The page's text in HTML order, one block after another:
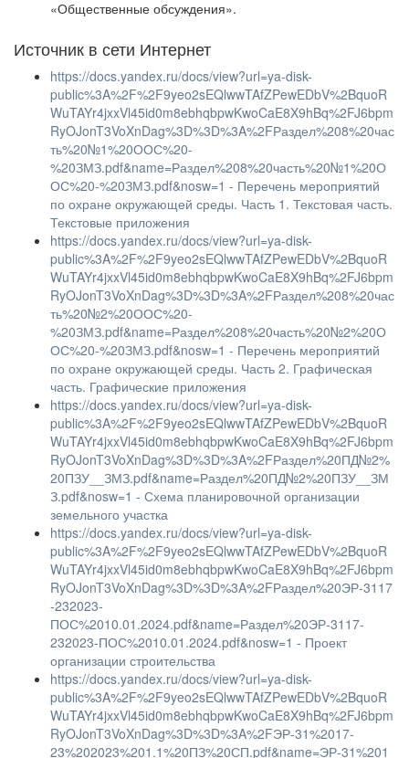
«Общественные обсуждения».
Источник в сети Интернет
https://docs.yandex.ru/docs/view?url=ya-disk-
public%3A%2F%2F9yeo2sEQlwwTAfZPewEDbV%2BquoR
WuTAYr4jxxVl45id0m8ebhqbpwKwoCaE8X9hBq%2FJ6bpm
RyOJonT3VoXnDag%3D%3D%3A%2FРаздел%208%20час
ть%20№1%20ООС%20-
%20ЗМЗ.pdf&name=Раздел%208%20часть%20№1%20О
ОС%20-%20ЗМЗ.pdf&nosw=1 - Перечень мероприятий
по охране окружающей среды. Часть 1. Текстовая часть.
Текстовые приложения
https://docs.yandex.ru/docs/view?url=ya-disk-
public%3A%2F%2F9yeo2sEQlwwTAfZPewEDbV%2BquoR
WuTAYr4jxxVl45id0m8ebhqbpwKwoCaE8X9hBq%2FJ6bpm
RyOJonT3VoXnDag%3D%3D%3A%2FРаздел%208%20час
ть%20№2%20ООС%20-
%20ЗМЗ.pdf&name=Раздел%208%20часть%20№2%20О
ОС%20-%20ЗМЗ.pdf&nosw=1 - Перечень мероприятий
по охране окружающей среды. Часть 2. Графическая
часть. Графические приложения
https://docs.yandex.ru/docs/view?url=ya-disk-
public%3A%2F%2F9yeo2sEQlwwTAfZPewEDbV%2BquoR
WuTAYr4jxxVl45id0m8ebhqbpwKwoCaE8X9hBq%2FJ6bpm
RyOJonT3VoXnDag%3D%3D%3A%2FРаздел%20ПД№2%
20ПЗУ__ЗМЗ.pdf&name=Раздел%20ПД№2%20ПЗУ__ЗМ
З.pdf&nosw=1 - Схема планировочной организации
земельного участка
https://docs.yandex.ru/docs/view?url=ya-disk-
public%3A%2F%2F9yeo2sEQlwwTAfZPewEDbV%2BquoR
WuTAYr4jxxVl45id0m8ebhqbpwKwoCaE8X9hBq%2FJ6bpm
RyOJonT3VoXnDag%3D%3D%3A%2FРаздел%20ЭР-3117
-232023-
ПОС%2010.01.2024.pdf&name=Раздел%20ЭР-3117-
232023-ПОС%2010.01.2024.pdf&nosw=1 - Проект
организации строительства
https://docs.yandex.ru/docs/view?url=ya-disk-
public%3A%2F%2F9yeo2sEQlwwTAfZPewEDbV%2BquoR
WuTAYr4jxxVl45id0m8ebhqbpwKwoCaE8X9hBq%2FJ6bpm
RyOJonT3VoXnDag%3D%3D%3A%2FЭР-31%2017-
23%202023%201.1%20ПЗ%20СП.pdf&name=ЭР-31%201